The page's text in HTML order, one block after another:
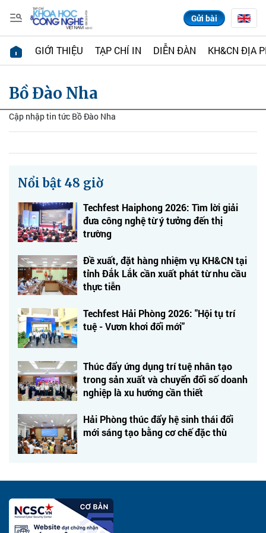
Gửi bài
GIỚI THIỆU TẠP CHÍ IN DIỄN ĐÀN KH&CN ĐỊA
Bồ Đào Nha
Cập nhập tin tức Bồ Đào Nha
Nổi bật 48 giờ
Techfest Haiphong 2026: Tìm lời giải
đưa công nghệ từ ý tưởng đến thị
trường
Đề xuất, đặt hàng nhiệm vụ KH&CN tại
tỉnh Đắk Lắk cần xuất phát từ nhu cầu
thực tiễn
Techfest Hải Phòng 2026: "Hội tụ trí
tuệ - Vươn khơi đổi mới"
Thúc đẩy ứng dụng trí tuệ nhân tạo
trong sản xuất và chuyển đổi số doanh
nghiệp là xu hướng cần thiết
Hải Phòng thúc đẩy hệ sinh thái đổi
mới sáng tạo bằng cơ chế đặc thù